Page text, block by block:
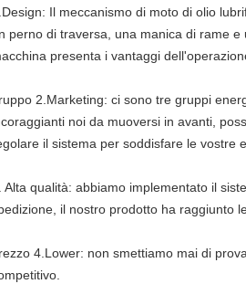
Il meccanismo di moto di olio
perno di traversa, una manica di rame
presenta i vantaggi
2.Marketing: ci sono tre gruppi
noi da muoversi in avanti,
il sistema per soddisfare le vostre
Alta qualità: abbiamo implementato il
il nostro prodotto ha raggiunto
4.Lower: non smettiamo mai di